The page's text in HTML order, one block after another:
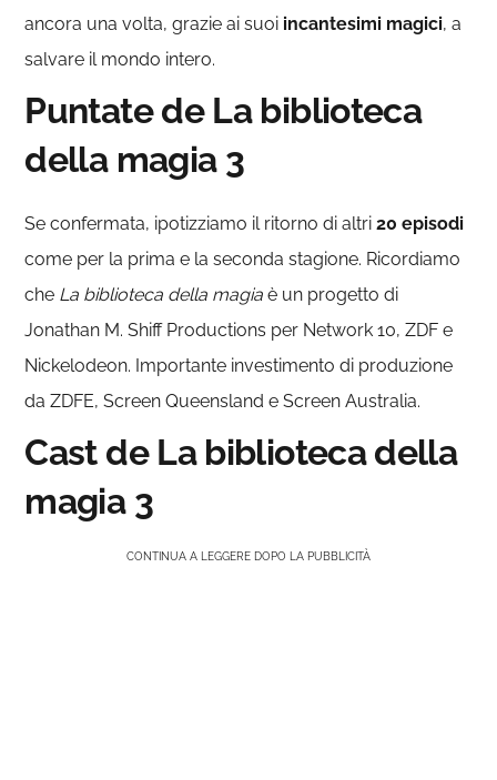
ancora una volta, grazie ai suoi incantesimi magici, a
salvare il mondo intero.
Puntate de La biblioteca
della magia 3
Se confermata, ipotizziamo il ritorno di altri20 episodi
come per la prima e la seconda stagione. Ricordiamo
che La biblioteca della magia è un progetto di
Jonathan M. Shiff Productions per Network 10, ZDF e
Nickelodeon. Importante investimento di produzione
da ZDFE, Screen Queensland e Screen Australia.
Cast de La biblioteca della
magia 3
CONTINUA A LEGGERE DOPO LA PUBBLICITÀ